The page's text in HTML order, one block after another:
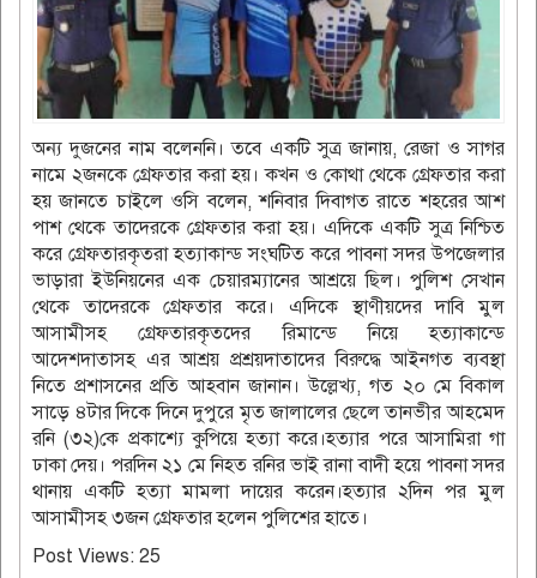
অন্য দুজনের নাম বলেননি। তবে একটি সুত্র জানায়, রেজা ও সাগর
নামে ২জনকে গ্রেফতার করা হয়। কখন ও কোথা থেকে গ্রেফতার করা
হয় জানতে চাইলে ওসি বলেন, শনিবার দিবাগত রাতে শহরের আশ
পাশ থেকে তাদেরকে গ্রেফতার করা হয়। এদিকে একটি সুত্র নিশ্চিত
করে গ্রেফতারকৃতরা হত্যাকান্ড সংঘটিত করে পাবনা সদর উপজেলার
ভাড়ারা ইউনিয়নের এক চেয়ারম্যানের আশ্রয়ে ছিল। পুলিশ সেখান
থেকে তাদেরকে গ্রেফতার করে। এদিকে স্থাণীয়দের দাবি মুল
আসামীসহ গ্রেফতারকৃতদের রিমান্ডে নিয়ে হত্যাকান্ডে
আদেশদাতাসহ এর আশ্রয় প্রশ্রয়দাতাদের বিরুদ্ধে আইনগত ব্যবস্থা
নিতে প্রশাসনের প্রতি আহবান জানান। উল্লেখ্য, গত ২০ মে বিকাল
সাড়ে ৪টার দিকে দিনে দুপুরে মৃত জালালের ছেলে তানভীর আহমেদ
রনি (৩২)কে প্রকাশ্যে কুপিয়ে হত্যা করে।হত্যার পরে আসামিরা গা
ঢাকা দেয়। পরদিন ২১ মে নিহত রনির ভাই রানা বাদী হয়ে পাবনা সদর
থানায় একটি হত্যা মামলা দায়ের করেন।হত্যার ২দিন পর মুল
আসামীসহ ৩জন গ্রেফতার হলেন পুলিশের হাতে।
Post Views: 25